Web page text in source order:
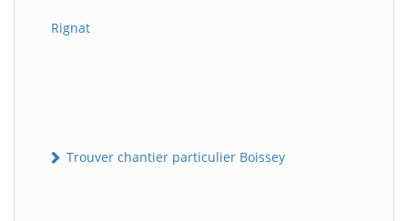
Rignat
Trouver chantier particulier Boissey